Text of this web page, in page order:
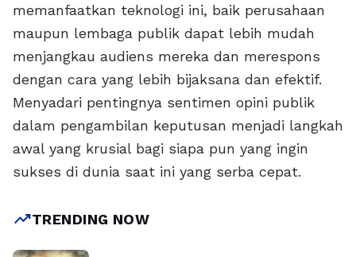
memanfaatkan teknologi ini, baik perusahaan
maupun lembaga publik dapat lebih mudah
menjangkau audiens mereka dan merespons
dengan cara yang lebih bijaksana dan efektif.
Menyadari pentingnya sentimen opini publik
dalam pengambilan keputusan menjadi langkah
awal yang krusial bagi siapa pun yang ingin
sukses di dunia saat ini yang serba cepat.
trending_upTRENDING NOW